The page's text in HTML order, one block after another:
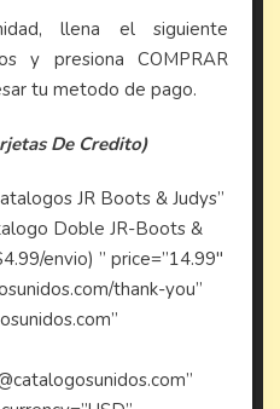
llena el siguiente
y presiona COMPRAR
tu metodo de pago.
De Credito)
JR Boots & Judys”
Doble JR-Boots &
envio) ” price=”14.99″
thank-you”